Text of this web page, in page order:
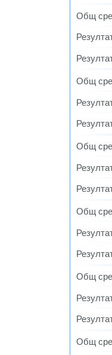
Общ
Общ
Общ
Общ
Общ
Общ